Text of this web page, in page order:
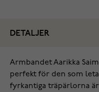
DETALJER
Armbandet Aarikka
perfekt för den som
fyrkantiga träpärlorna